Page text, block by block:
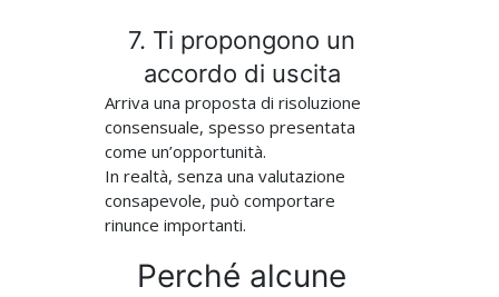
7. Ti propongono un
accordo di uscita
Arriva una proposta di risoluzione
consensuale, spesso presentata
come un’opportunità.
In realtà, senza una valutazione
consapevole, può comportare
rinunce importanti.
Perché alcune